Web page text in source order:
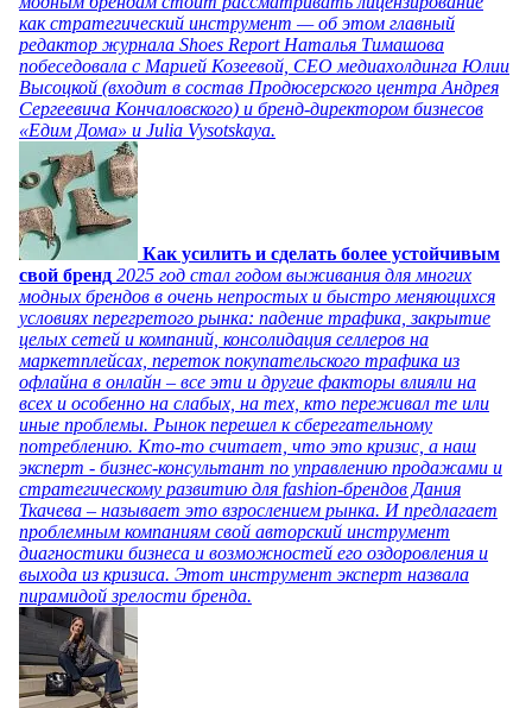
как стратегический инструмент — об этом главный
редактор журнала Shoes Report Наталья Тимашова
побеседовала с Марией Козеевой, СЕО медиахолдинга Юлии
Высоцкой (входит в состав Продюсерского центра Андрея
Сергеевича Кончаловского) и бренд-директором бизнесов
«Едим Дома» и Julia Vysotskaya.
Как усилить и сделать более устойчивым
свой бренд 2025 год стал годом выживания для многих
модных брендов в очень непростых и быстро меняющихся
условиях перегретого рынка: падение трафика, закрытие
целых сетей и компаний, консолидация селлеров на
маркетплейсах, переток покупательского трафика из
офлайна в онлайн – все эти и другие факторы влияли на
всех и особенно на слабых, на тех, кто переживал те или
иные проблемы. Рынок перешел к сберегательному
потреблению. Кто-то считает, что это кризис, а наш
эксперт - бизнес-консультант по управлению продажами и
стратегическому развитию для fashion-брендов Дания
Ткачева – называет это взрослением рынка. И предлагает
проблемным компаниям свой авторский инструмент
диагностики бизнеса и возможностей его оздоровления и
выхода из кризиса. Этот инструмент эксперт назвала
пирамидой зрелости бренда.